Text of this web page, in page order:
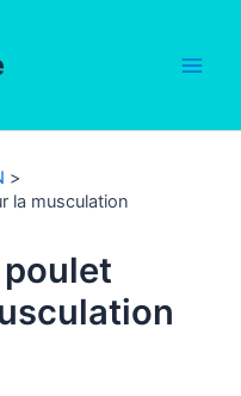
la musculation